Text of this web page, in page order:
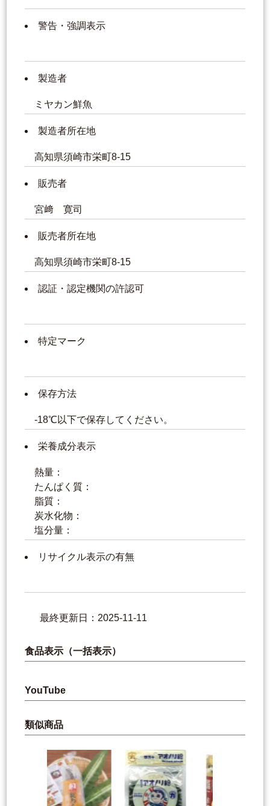
警告・強調表示
製造者
ミヤカン鮮魚
製造者所在地
高知県須崎市栄町8-15
販売者
宮﨑 寛司
販売者所在地
高知県須崎市栄町8-15
認証・認定機関の許認可
特定マーク
保存方法
-18℃以下で保存してください。
栄養成分表示
熱量：
たんぱく質：
脂質：
炭水化物：
塩分量：
リサイクル表示の有無
最終更新日：2025-11-11
食品表示（一括表示）
YouTube
類似商品